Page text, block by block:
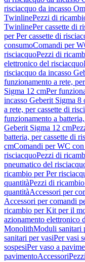
risciacquo da incasso
TwinlinePezzi di
TwinlinePer cassette di
per Per cassette di
consumoComandi per
risciacquoPezzi di
elettronico del risciacquo
risciacquo da incasso
funzionamento a rete,
Sigma 12 cmPer
incasso Geberit Sigma 8
a rete, per cassette di
funzionamento a
Geberit Sigma 12 cm
batteria, per cassette di
cmComandi per WC
risciacquoPezzi di
pneumatico del
ricambio per Per
quantitàPezzi di
quantitàAccessori per
Accessori per comandi
ricambio per Kit per il
azionamento elettronico
MonolithModuli sanitari
sanitari per vasiPer vasi
sospesiPer vaso a
pavimentoAccessori